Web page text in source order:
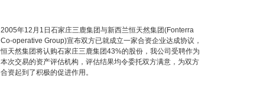
2005年12月1日石家庄三鹿集团与新西兰恒天然集团(Fonterra
Co-operative Group)宣布双方已就成立一家合资企业达成协议，
恒天然集团将认购石家庄三鹿集团43%的股份，我公司受聘作为
本次交易的资产评估机构，评估结果均令委托双方满意，为双方
合资起到了积极的促进作用。